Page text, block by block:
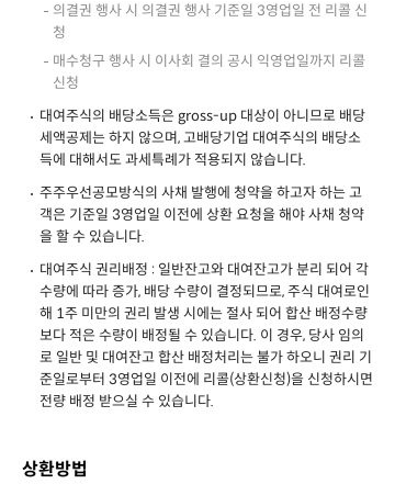
의결권 행사 시 의결권 행사 기준일 3영업일 전 리콜 신
청
매수청구 행사 시 이사회 결의 공시 익영업일까지 리콜
신청
대여주식의 배당소득은 gross-up 대상이 아니므로 배당
세액공제는 하지 않으며, 고배당기업 대여주식의 배당소
득에 대해서도 과세특례가 적용되지 않습니다.
주주우선공모방식의 사채 발행에 청약을 하고자 하는 고
객은 기준일 3영업일 이전에 상환 요청을 해야 사채 청약
을 할 수 있습니다.
대여주식 권리배정 : 일반잔고와 대여잔고가 분리 되어 각
수량에 따라 증가, 배당 수량이 결정되므로, 주식 대여로인
해 1주 미만의 권리 발생 시에는 절사 되어 합산 배정수량
보다 적은 수량이 배정될 수 있습니다. 이 경우, 당사 임의
로 일반 및 대여잔고 합산 배정처리는 불가 하오니 권리 기
준일로부터 3영업일 이전에 리콜(상환신청)을 신청하시면
전량 배정 받으실 수 있습니다.
상환방법